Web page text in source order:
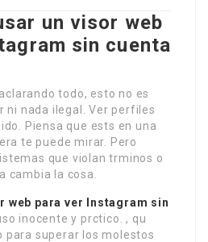
un visor web
sin cuenta
todo, esto no es
ni nada ilegal. Ver perfiles
Piensa que ests en una
te puede mirar. Pero
que violan trminos o
cambia la cosa.
web para ver Instagram sin
inocente y prctico. , qu
para superar los molestos